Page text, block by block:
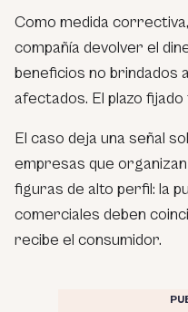
Como medida
compañía devolver el
beneficios no brindados a
afectados. El plazo fijado
El caso deja una señal
empresas que
figuras de alto perfil: la
comerciales deben
recibe el consumidor.